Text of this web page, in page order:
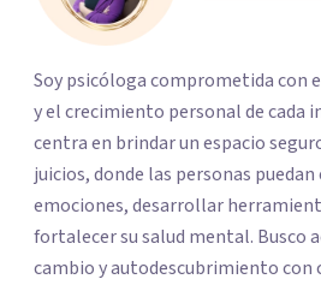
Soy psicóloga comprometida con
y el crecimiento personal de cada
centra en brindar un espacio
juicios, donde las personas
emociones, desarrollar
fortalecer su salud mental. Busco
cambio y autodescubrimiento con